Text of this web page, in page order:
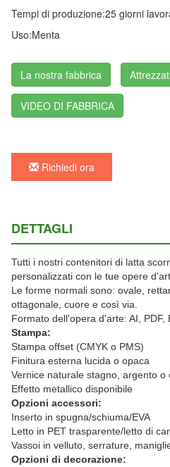
Tempi di produzione:25 giorni
Uso:Menta
La nostra fabbrica
VIDEO DI FABBRICA
Richiedi ora
DETTAGLI
Tutti i nostri contenitori di latta
personalizzati con le tue opere
Le forme normali sono: ovale,
ottagonale, cuore e così via.
Formato dell'opera d'arte: AI, PDF,
Stampa:
Stampa offset (CMYK o PMS)
Finitura esterna lucida o opaca
Vernice naturale stagno, argento o
Effetto metallico disponibile
Opzioni accessori:
Inserto in spugna/schiuma/EVA
Letto in PET trasparente/letto di
Vassoi in velluto, serrature,
Opzioni di decorazione: